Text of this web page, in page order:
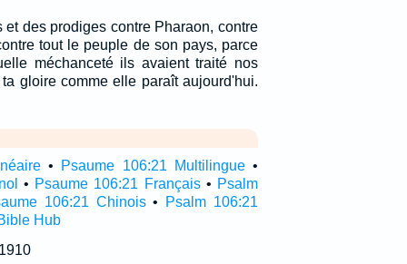
et des prodiges contre Pharaon, contre
tout le peuple de son pays, parce
méchanceté ils avaient traité nos
gloire comme elle paraît aujourd'hui.
• Psaume 106:21 Multilingue•
• Psaume 106:21 Français• Psalm
106:21 Chinois•
Psalm 106:21
Hub